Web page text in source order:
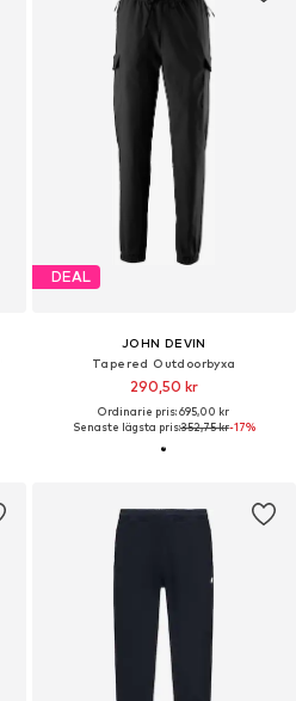
DEAL
JOHN DEVIN
Tapered Outdoorbyxa
290,50 kr
Ordinarie pris: 695,00 kr
Senaste lägsta pris:352,75 kr-17%